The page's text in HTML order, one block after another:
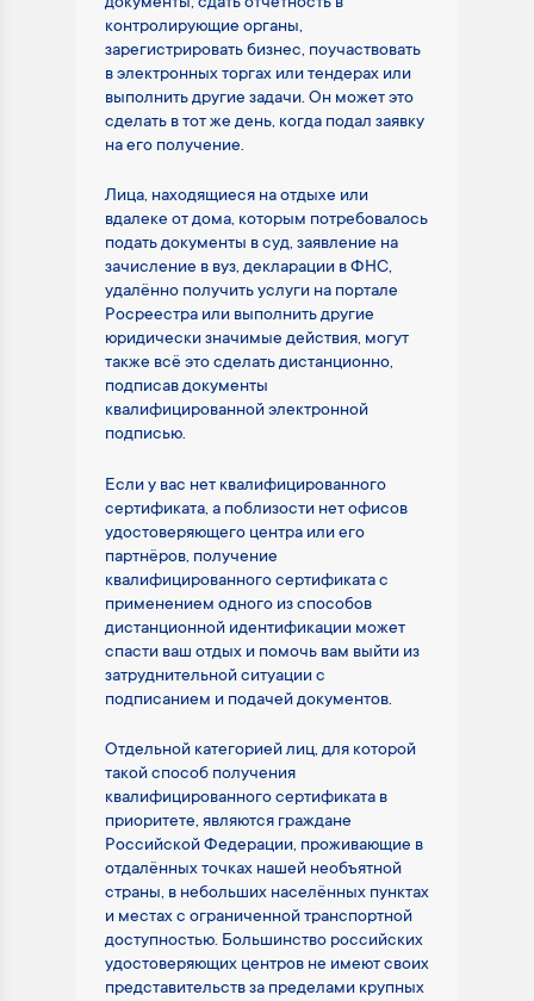
контролирующие органы,
зарегистрировать бизнес, поучаствовать
в электронных торгах или тендерах или
выполнить другие задачи. Он может это
сделать в тот же день, когда подал заявку
на его получение.
Лица, находящиеся на отдыхе или
вдалеке от дома, которым потребовалось
подать документы в суд, заявление на
зачисление в вуз, декларации в ФНС,
удалённо получить услуги на портале
Росреестра или выполнить другие
юридически значимые действия, могут
также всё это сделать дистанционно,
подписав документы
квалифицированной электронной
подписью.
Если у вас нет квалифицированного
сертификата, а поблизости нет офисов
удостоверяющего центра или его
партнёров, получение
квалифицированного сертификата с
применением одного из способов
дистанционной идентификации может
спасти ваш отдых и помочь вам выйти из
затруднительной ситуации с
подписанием и подачей документов.
Отдельной категорией лиц, для которой
такой способ получения
квалифицированного сертификата в
приоритете, являются граждане
Российской Федерации, проживающие в
отдалённых точках нашей необъятной
страны, в небольших населённых пунктах
и местах с ограниченной транспортной
доступностью. Большинство российских
удостоверяющих центров не имеют своих
представительств за пределами крупных